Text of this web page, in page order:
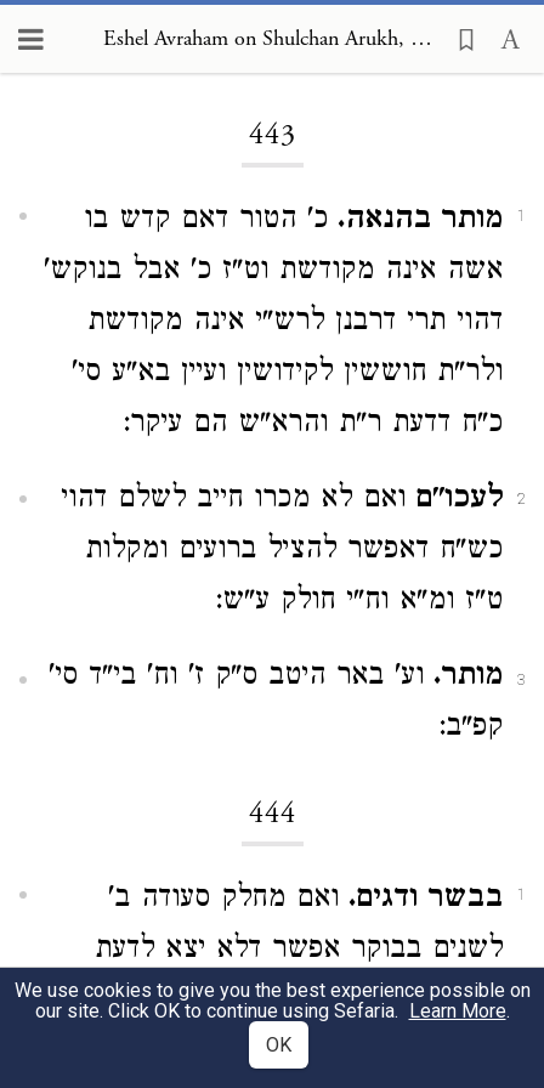
Eshel Avraham on Shulchan Arukh, Orach Chayim 443
443
1 מותר בהנאה. כ' הטור דאם קדש בו
אשה אינה מקודשת וט"ז כ' אבל בנוקש'
דהוי תרי דרבנן לרש"י אינה מקודשת
ולר"ת חוששין לקידושין ועיין בא"ע סי'
כ"ח דדעת ר"ת והרא"ש הם עיקר:
2 לעכו"ם ואם לא מכרו חייב לשלם דהוי
כש"ח דאפשר להציל ברועים ומקלות
ט"ז ומ"א וח"י חולק ע"ש:
3 מותר. וע' באר היטב ס"ק ז' וח' בי"ד סי'
קפ"ב:
444
1 בבשר ודגים. ואם מחלק סעודה ב'
לשנים בבוקר אפשר דלא יצא לדעת
דבעינן סעודה ג' אחר מנחה ת' רמב"ן סי'
We use cookies to give you the best experience possible on
our site. Click OK to continue using Sefaria. Learn More.
OK